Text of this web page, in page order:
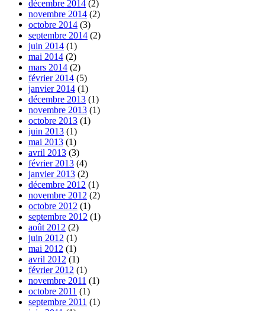
décembre 2014 (2)
novembre 2014 (2)
octobre 2014 (3)
septembre 2014 (2)
juin 2014 (1)
mai 2014 (2)
mars 2014 (2)
février 2014 (5)
janvier 2014 (1)
décembre 2013 (1)
novembre 2013 (1)
octobre 2013 (1)
juin 2013 (1)
mai 2013 (1)
avril 2013 (3)
février 2013 (4)
janvier 2013 (2)
décembre 2012 (1)
novembre 2012 (2)
octobre 2012 (1)
septembre 2012 (1)
août 2012 (2)
juin 2012 (1)
mai 2012 (1)
avril 2012 (1)
février 2012 (1)
novembre 2011 (1)
octobre 2011 (1)
septembre 2011 (1)